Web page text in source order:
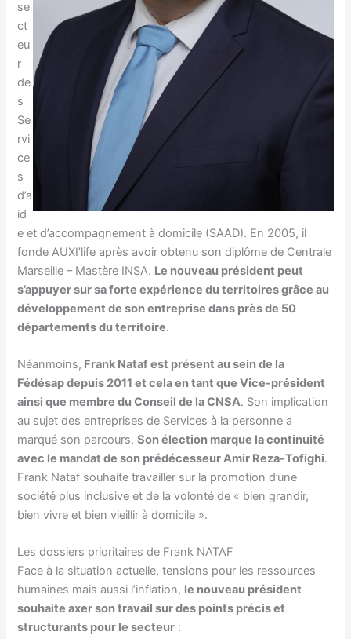
se
ct
eu
r
de
s
Se
rvi
ce
s
d’a
id
e et d’accompagnement à domicile (SAAD). En 2005, il
fonde AUXI’life après avoir obtenu son diplôme de Centrale
Marseille – Mastère INSA. Le nouveau président peut
s’appuyer sur sa forte expérience du territoires grâce au
développement de son entreprise dans près de 50
départements du territoire.
Néanmoins, Frank Nataf est présent au sein de la
Fédésap depuis 2011 et cela en tant que Vice-président
ainsi que membre du Conseil de la CNSA. Son implication
au sujet des entreprises de Services à la personne a
marqué son parcours.Son élection marque la continuité
avec le mandat de son prédécesseur Amir Reza-Tofighi.
Frank Nataf souhaite travailler sur la promotion d’une
société plus inclusive et de la volonté de « bien grandir,
bien vivre et bien vieillir à domicile ».
Les dossiers prioritaires de Frank NATAF
Face à la situation actuelle, tensions pour les ressources
humaines mais aussi l’inflation, le nouveau président
souhaite axer son travail sur des points précis et
structurants pour le secteur :